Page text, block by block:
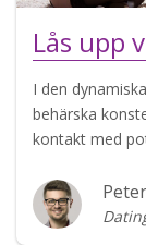
Lås upp
I den
behärska
kontakt med